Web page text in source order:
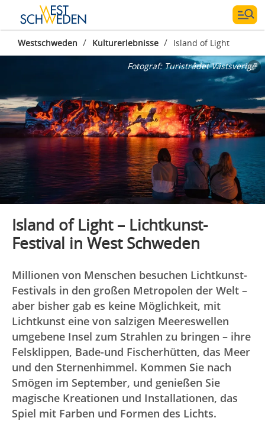
Westschweden / Kulturerlebnisse / Island of Light
Fotograf:Turistrådet Västsverige
Island of Light – Lichtkunst-
Festival in West Schweden
Millionen von Menschen besuchen Lichtkunst-
Festivals in den großen Metropolen der Welt –
aber bisher gab es keine Möglichkeit, mit
Lichtkunst eine von salzigen Meereswellen
umgebene Insel zum Strahlen zu bringen – ihre
Felsklippen, Bade-und Fischerhütten, das Meer
und den Sternenhimmel. Kommen Sie nach
Smögen im September, und genießen Sie
magische Kreationen und Installationen, das
Spiel mit Farben und Formen des Lichts.